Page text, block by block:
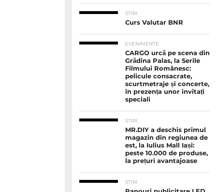
STIRI
Curs Valutar BNR
EVENIMENTE
CARGO urcă pe scena din
Grădina Palas, la Serile
Filmului Românesc:
pelicule consacrate,
scurtmetraje și concerte,
în prezența unor invitați
speciali
STIRI
MR.DIY a deschis primul
magazin din regiunea de
est, la Iulius Mall Iași:
peste 10.000 de produse,
la prețuri avantajoase
STIRI